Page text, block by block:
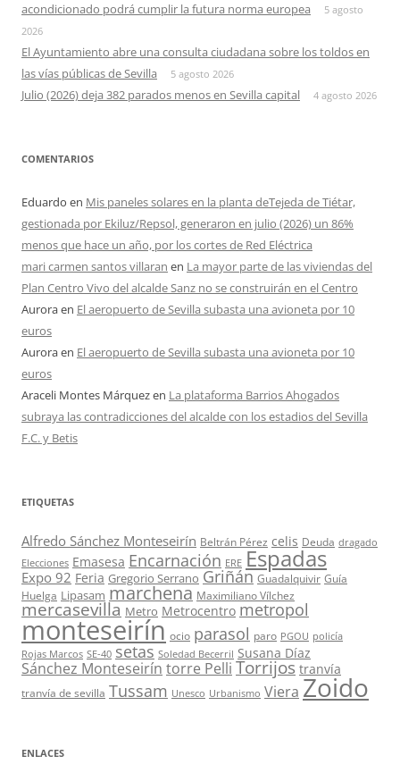
acondicionado podrá cumplir la futura norma europea
5 agosto
2026
El Ayuntamiento abre una consulta ciudadana sobre los toldos en
las vías públicas de Sevilla
5 agosto 2026
Julio (2026) deja 382 parados menos en Sevilla capital 4 agosto 2026
COMENTARIOS
Eduardo en Mis paneles solares en la planta deTejeda de Tiétar,
gestionada por Ekiluz/Repsol, generaron en julio (2026) un 86%
menos que hace un año, por los cortes de Red Eléctrica
mari carmen santos villaran en La mayor parte de las viviendas del
Plan Centro Vivo del alcalde Sanz no se construirán en el Centro
Auroraen El aeropuerto de Sevilla subasta una avioneta por 10
euros
Auroraen El aeropuerto de Sevilla subasta una avioneta por 10
euros
Araceli Montes Márquezen La plataforma Barrios Ahogados
subraya las contradicciones del alcalde con los estadios del Sevilla
F.C. y Betis
ETIQUETAS
Alfredo Sánchez Monteseirín Beltrán Pérez celis Deuda dragado
Elecciones Emasesa Encarnación ERE Espadas
Expo 92 Feria Gregorio Serrano Griñán Guadalquivir Guía
Huelga Lipasam marchena Maximiliano Vílchez
mercasevilla Metro Metrocentro metropol
monteseirín ocio parasol paro PGOU policía
Rojas Marcos SE-40 setas Soledad Becerril Susana Díaz
Sánchez Monteseirín torre Pelli Torrijos tranvía
tranvía de sevilla Tussam Unesco Urbanismo Viera Zoido
ENLACES